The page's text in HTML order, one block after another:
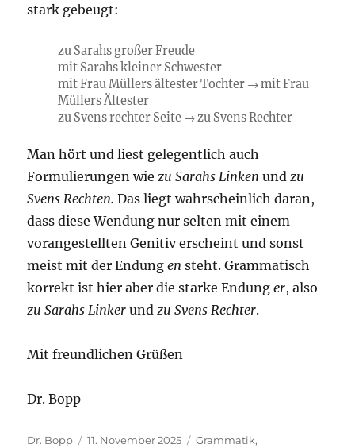
stark gebeugt:
zu Sarahs großer Freude
mit Sarahs kleiner Schwester
mit Frau Müllers ältester Tochter → mit Frau
Müllers Ältester
zu Svens rechter Seite → zu Svens Rechter
Man hört und liest gelegentlich auch
Formulierungen wie zu Sarahs Linken und zu
Svens Rechten.Das liegt wahrscheinlich daran,
dass diese Wendung nur selten mit einem
vorangestellten Genitiv erscheint und sonst
meist mit der Endungen steht. Grammatisch
korrekt ist hier aber die starke Endunger, also
zu Sarahs Linker und zu Svens Rechter.
Mit freundlichen Grüßen
Dr. Bopp
Autor
Dr. Bopp
Veröffentlicht
11. November 2025 Kategorien
Grammatik,